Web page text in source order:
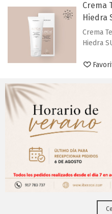
Crema
Hiedra
Crema
Hiedra
Aviso
¡Regístrate para acceder a
tus pedidos
Puedes hacerlo